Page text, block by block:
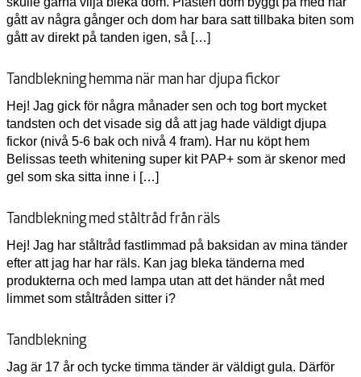
gått av några gånger och dom har bara satt tillbaka biten som
gått av direkt på tanden igen, så […]
Tandblekning hemma när man har djupa fickor
Hej! Jag gick för några månader sen och tog bort mycket
tandsten och det visade sig då att jag hade väldigt djupa
fickor (nivå 5-6 bak och nivå 4 fram). Har nu köpt hem
Belissas teeth whitening super kit PAP+ som är skenor med
gel som ska sitta inne i […]
Tandblekning med ståltråd från räls
Hej! Jag har ståltråd fastlimmad på baksidan av mina tänder
efter att jag har har räls. Kan jag bleka tänderna med
produkterna och med lampa utan att det händer nåt med
limmet som ståltråden sitter i?
Tandblekning
Jag är 17 år och tycke timma tänder är väldigt gula. Därför